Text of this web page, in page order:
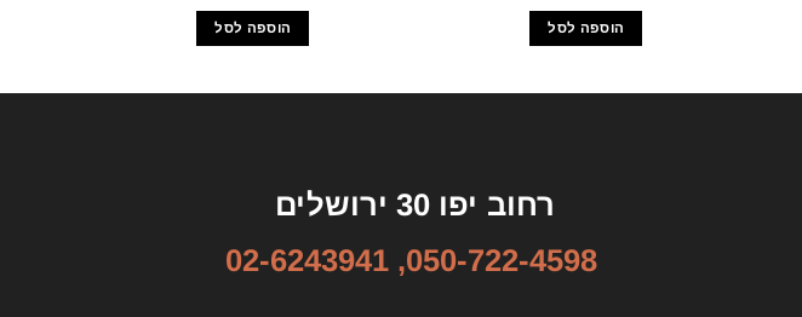
הוספה לסל הוספה לסל
רחוב יפו 30 ירושלים
050-722-4598
,
02-6243941